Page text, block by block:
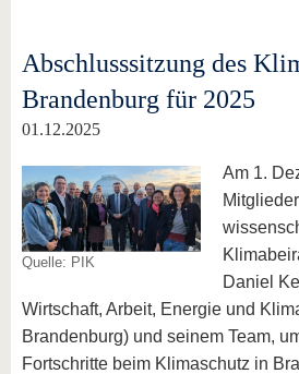
Abschlusssitzung des
Brandenburg für 2025
01.12.2025
Quelle: PIK
Am 1.
Daniel
Wirtschaft, Arbeit, Energie und
Brandenburg) und seinem Team,
Fortschritte beim Klimaschutz in